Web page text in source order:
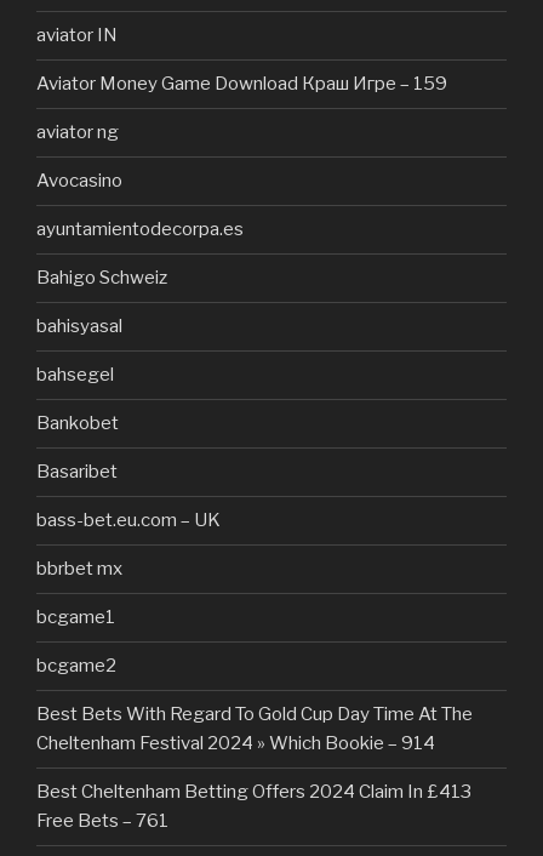
aviator IN
Aviator Money Game Download Краш Игре – 159
aviator ng
Avocasino
ayuntamientodecorpa.es
Bahigo Schweiz
bahisyasal
bahsegel
Bankobet
Basaribet
bass-bet.eu.com – UK
bbrbet mx
bcgame1
bcgame2
Best Bets With Regard To Gold Cup Day Time At The
Cheltenham Festival 2024 » Which Bookie – 914
Best Cheltenham Betting Offers 2024 Claim In £413
Free Bets – 761